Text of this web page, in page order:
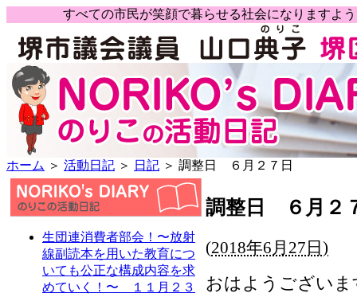
すべての市民が笑顔で暮らせる社会になります
ホーム ＞ 活動日記 ＞ 日記 ＞ 調整日 ６月２７日
生団連消費者部会！〜放射
線副読本を用いた教育につ
いても公正な構成内容を求
めていく！〜 １１月２３
調整日 ６月２
(2018年6月27日)
おはようございま